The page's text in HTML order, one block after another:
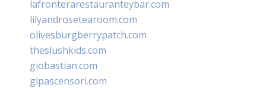
lafronterarestauranteybar.com
lilyandrosetearoom.com
olivesburgberrypatch.com
theslushkids.com
giobastian.com
glpascensori.com